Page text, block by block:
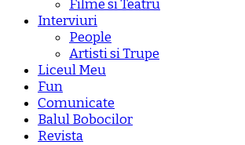
Filme si Teatru
Interviuri
People
Artisti si Trupe
Liceul Meu
Fun
Comunicate
Balul Bobocilor
Revista